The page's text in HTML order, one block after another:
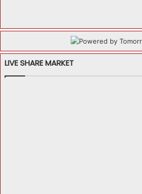
LIVE SHARE MARKET